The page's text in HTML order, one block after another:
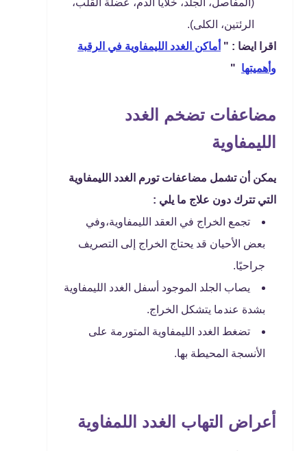
(المفاصل، الجلد، خلايا الدم، عضلة القلب،
الرئتين، الكلى).
اقرا ايضا : " أماكن الغدد الليمفاوية في الرقبة
وأهميتها "
مضاعفات تضخم الغدد
الليمفاوية
يمكن أن تشمل مضاعفات تورم الغدد الليمفاوية
التي تترك دون علاج ما يلي :
تجمع الخراج في العقد الليمفاوية،وفي
بعض الأحيان قد يحتاج الخراج إلى التصريف
جراحيًا.
يصاب الجلد الموجود أسفل الغدد الليمفاوية
بشدة عندما يتشكل الخراج.
تضغط الغدد الليمفاوية المتورمة على
الأنسجة المحيطة بها.
أعراض التهاب الغدد اللمفاوية